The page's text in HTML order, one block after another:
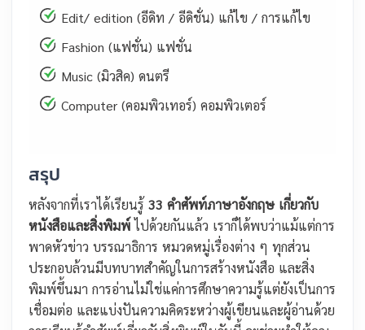
Edit/ edition (อีดิท / อีดิชั่น) แก้ไข / การแก้ไข
Fashion (แฟชั่น) แฟชั่น
Music (มิวสิค) ดนตรี
Computer (คอมพิวเทอร์) คอมพิวเตอร์
สรุป
หลังจากที่เราได้เรียนรู้ 33 คำศัพท์ภาษาอังกฤษ เกี่ยวกับ
หนังสือและสิ่งพิมพ์ไปด้วยกันแล้ว เราก็ได้พบว่าแม้แต่การ
พาดหัวข่าว บรรณาธิการ หมวดหมู่เรื่องต่าง ๆ ทุกส่วน
ประกอบล้วนมีบทบาทสำคัญในการสร้างหนังสือ และสิ่ง
พิมพ์ขึ้นมา การอ่านไม่ใช่แค่การศึกษาความรู้แต่ยังเป็นการ
เชื่อมต่อ และแบ่งปันความคิดระหว่างผู้เขียนและผู้อ่านด้วย